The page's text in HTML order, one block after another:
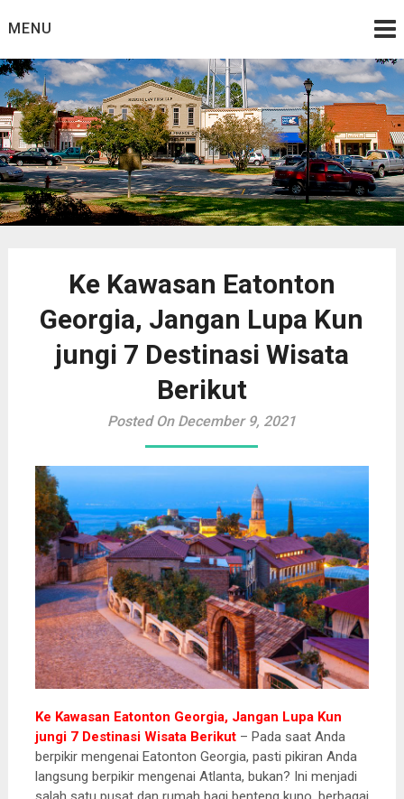
toMENU
Eat on Ton
Ke Kawasan Eatonton
Georgia, Jangan Lupa Kun
jungi 7 Destinasi Wisata
Berikut
Posted On December 9, 2021
Ke Kawasan Eatonton Georgia, Jangan Lupa Kun
jungi 7 Destinasi Wisata Berikut– Pada saat Anda
berpikir mengenai Eatonton Georgia, pasti pikiran Anda
langsung berpikir mengenai Atlanta, bukan? Ini menjadi